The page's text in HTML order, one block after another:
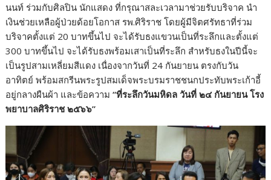
นนท์ ร่วมกับศิลปิน นักแสดง ที่กรุณาสละเวลามาช่วยรับบริจาค นำ
เงินช่วยเหลือผู้ป่วยด้อยโอกาส รพ.ศิริราช โดยผู้มีจิตศรัทธาที่ร่วม
บริจาคตั้งแต่ 20 บาทขึ้นไป จะได้รับธงแขวนเป็นที่ระลึกและตั้งแต่
300 บาทขึ้นไป จะได้รับธงพร้อมเสาเป็นที่ระลึก สำหรับธงในปีนี้จะ
เป็นรูปสามเหลี่ยมสีแดง เนื่องจากวันที่ 24 กันยายน ตรงกับวัน
อาทิตย์ พร้อมสกรีนพระรูปสมเด็จพระบรมราชชนกประทับพระเก้าอี้
อยู่กลางผืนผ้า และข้อความ“ที่ระลึกวันมหิดล วันที่ ๒๔ กันยายน โรง
พยาบาลศิริราช ๒๕๖๖”